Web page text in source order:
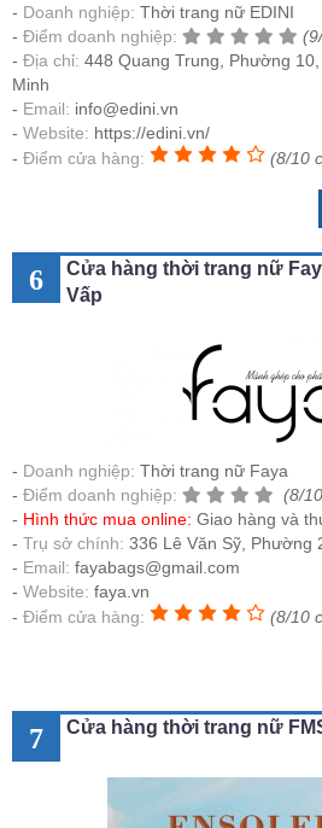
Doanh nghiệp: Thời trang nữ EDINI
Điểm doanh nghiệp:
Địa chỉ: 448 Quang Trung, Phường
Minh
Email: info@edini.vn
Website: https://edini.vn/
Điểm cửa hàng:
(8/10
6
Cửa hàng thời trang nữ
Vấp
Doanh nghiệp: Thời trang nữ Faya
Điểm doanh nghiệp:
(8/
Hình thức mua online: Giao hàng và
Trụ sở chính: 336 Lê Văn Sỹ, Phường
Email: fayabags@gmail.com
Website: faya.vn
Điểm cửa hàng:
(8/10
7 Cửa hàng thời trang nữ